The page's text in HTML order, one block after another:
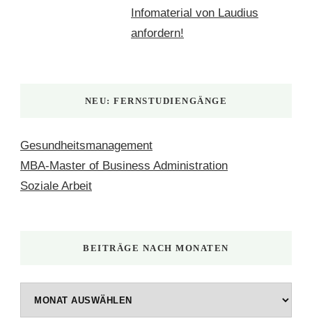
Infomaterial von Laudius
anfordern!
NEU: FERNSTUDIENGÄNGE
Gesundheitsmanagement
MBA-Master of Business Administration
Soziale Arbeit
BEITRÄGE NACH MONATEN